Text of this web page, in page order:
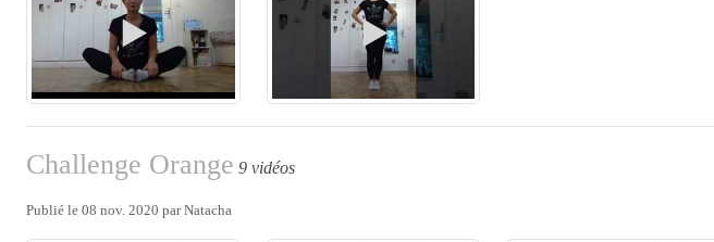
Challenge Orange 9 vidéos
Publié le 08 nov. 2020 parNatacha